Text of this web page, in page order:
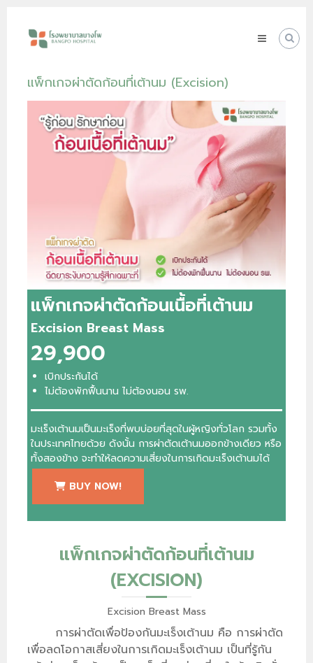
contentพยาบาล
choice
Health
แพ็กเกจผ่าตัดก้อนที่เต้านม (Excision)
แพ็กเกจผ่าตัดก้อนเนื้อที่เต้านม
Excision Breast Mass
29,900
เบิกประกันได้
ไม่ต้องพักฟื้นนาน ไม่ต้องนอน รพ.
มะเร็งเต้านมเป็นมะเร็งที่พบบ่อยที่สุดในผู้หญิงทั่วโลก รวมทั้ง
ในประเทศไทยด้วย ดังนั้น การผ่าตัดเต้านมออกข้างเดียว หรือ
ทั้งสองข้าง จะทำให้ลดความเสี่ยงในการเกิดมะเร็งเต้านมได้
BUY NOW!
แพ็กเกจผ่าตัดก้อนที่เต้านม
(EXCISION)
Excision Breast Mass
การผ่าตัดเพื่อป้องกันมะเร็งเต้านม คือ การผ่าตัด
เพื่อลดโอกาสเสี่ยงในการเกิดมะเร็งเต้านม เป็นที่รู้กัน